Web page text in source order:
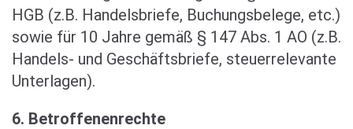
HGB (z.B. Handelsbriefe, Buchungsbelege, etc.)
sowie für 10 Jahre gemäß § 147 Abs. 1 AO (z.B.
Handels- und Geschäftsbriefe, steuerrelevante
Unterlagen).
6. Betroffenenrechte